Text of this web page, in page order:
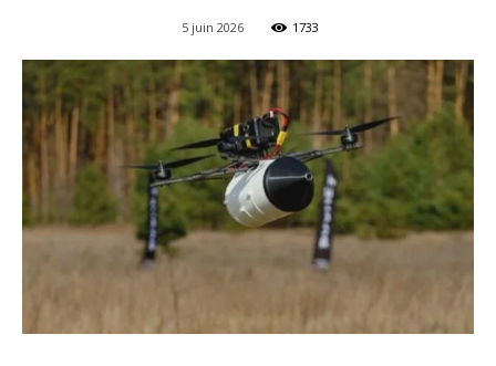
5 juin 2026 1733